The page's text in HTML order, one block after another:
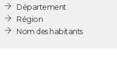
Département
Région
Nom des habitants